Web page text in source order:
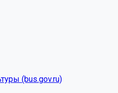
(bus.gov.ru)